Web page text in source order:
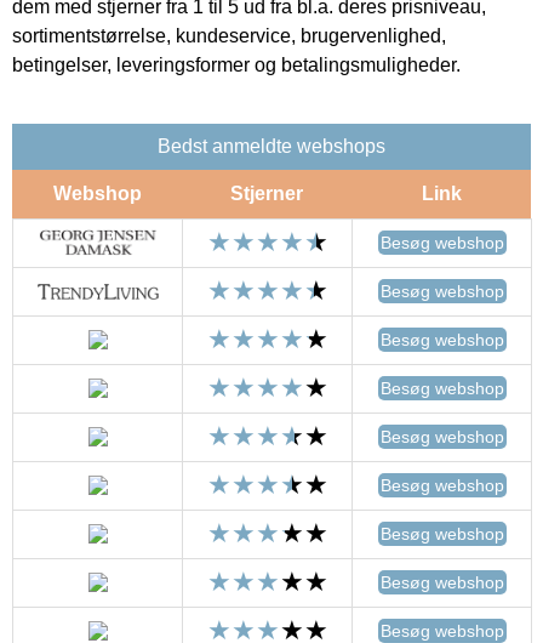
dem med stjerner fra 1 til 5 ud fra bl.a. deres prisniveau,
sortimentstørrelse, kundeservice, brugervenlighed,
betingelser, leveringsformer og betalingsmuligheder.
Bedst anmeldte webshops
Webshop Stjerner Link
Besøg webshop
Besøg webshop
Besøg webshop
Besøg webshop
Besøg webshop
Besøg webshop
Besøg webshop
Besøg webshop
Besøg webshop